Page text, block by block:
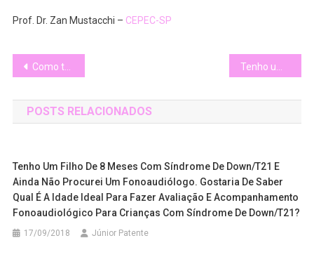
Prof. Dr. Zan Mustacchi – CEPEC-SP
Navegação
de
Post
Como trabalhar alfabetização com as crianças com síndrome de Down/T21?
POSTS RELACIONADOS
Tenho Um Filho De 8 Meses Com Síndrome De Down/T21 E
Ainda Não Procurei Um Fonoaudiólogo. Gostaria De Saber
Qual É A Idade Ideal Para Fazer Avaliação E Acompanhamento
Fonoaudiológico Para Crianças Com Síndrome De Down/T21?
17/09/2018 Júnior Patente